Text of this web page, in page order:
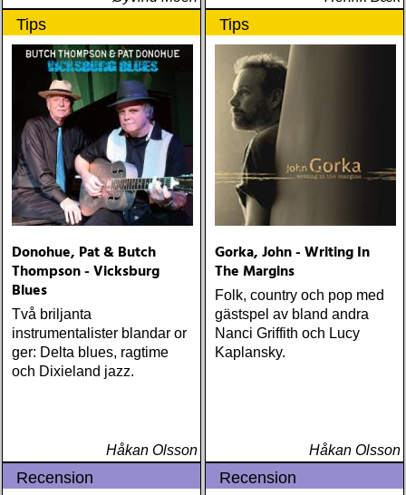
Tips
Donohue, Pat & Butch
Thompson - Vicksburg
Blues
Två briljanta
instrumentalister blandar or
ger: Delta blues, ragtime
och Dixieland jazz.
Håkan Olsson
Tips
Gorka, John - Writing In
The Margins
Folk, country och pop med
gästspel av bland andra
Nanci Griffith och Lucy
Kaplansky.
Håkan Olsson
Recension Recension